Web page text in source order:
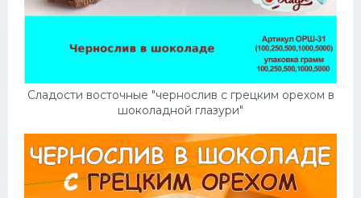
Сладости восточные "чернослив с грецким орехом в
шоколадной глазури"